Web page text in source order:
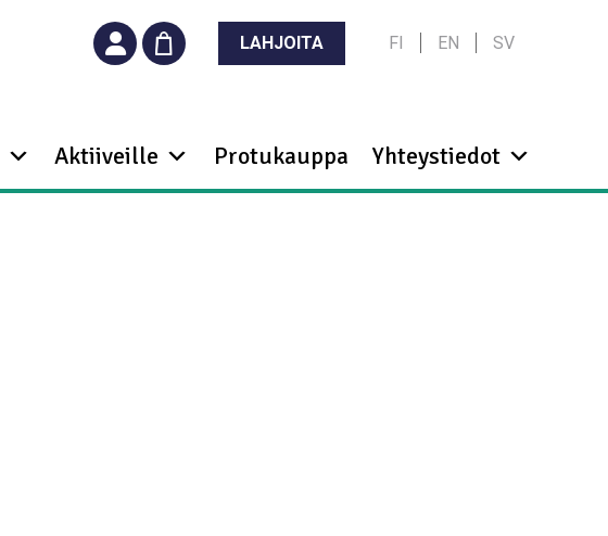
LAHJOITA FI EN SV
Aktiiveille Protukauppa Yhteystiedot